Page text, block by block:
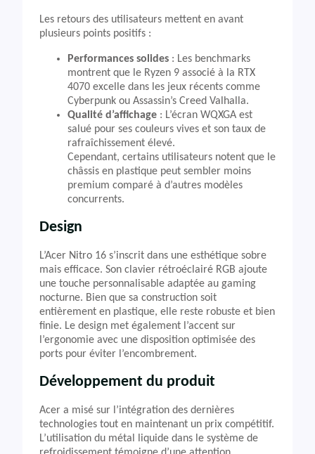
Les retours des utilisateurs mettent en avant
plusieurs points positifs :
Performances solides : Les benchmarks
montrent que le Ryzen 9 associé à la RTX
4070 excelle dans les jeux récents comme
Cyberpunk ou Assassin’s Creed Valhalla.
Qualité d’affichage : L’écran WQXGA est
salué pour ses couleurs vives et son taux de
rafraîchissement élevé.
Cependant, certains utilisateurs notent que le
châssis en plastique peut sembler moins
premium comparé à d’autres modèles
concurrents.
Design
L’Acer Nitro 16 s’inscrit dans une esthétique sobre
mais efficace. Son clavier rétroéclairé RGB ajoute
une touche personnalisable adaptée au gaming
nocturne. Bien que sa construction soit
entièrement en plastique, elle reste robuste et bien
finie. Le design met également l’accent sur
l’ergonomie avec une disposition optimisée des
ports pour éviter l’encombrement.
Développement du produit
Acer a misé sur l’intégration des dernières
technologies tout en maintenant un prix compétitif.
L’utilisation du métal liquide dans le système de